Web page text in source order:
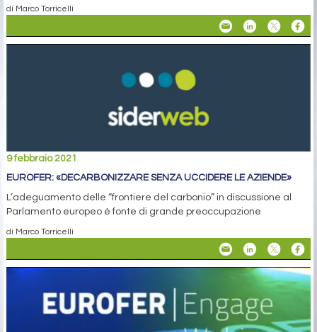
di Marco Torricelli
9 febbraio 2021
EUROFER: «DECARBONIZZARE SENZA UCCIDERE LE AZIENDE»
L’adeguamento delle “frontiere del carbonio” in discussione al
Parlamento europeo è fonte di grande preoccupazione
di Marco Torricelli